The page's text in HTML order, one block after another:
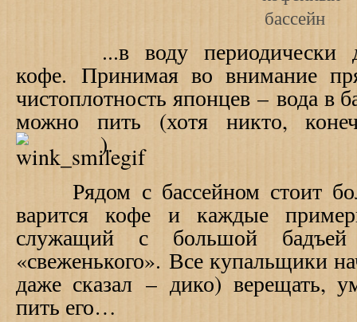
...в воду периодически
кофе. Принимая во внимание
чистоплотность японцев– вода в
можно пить (хотя никто,
).
Рядом с бассейном стоит
варится кофе и каждые
служащий с большой
«свеженького». Все купальщики
даже сказал –дико) верещать,
пить его…